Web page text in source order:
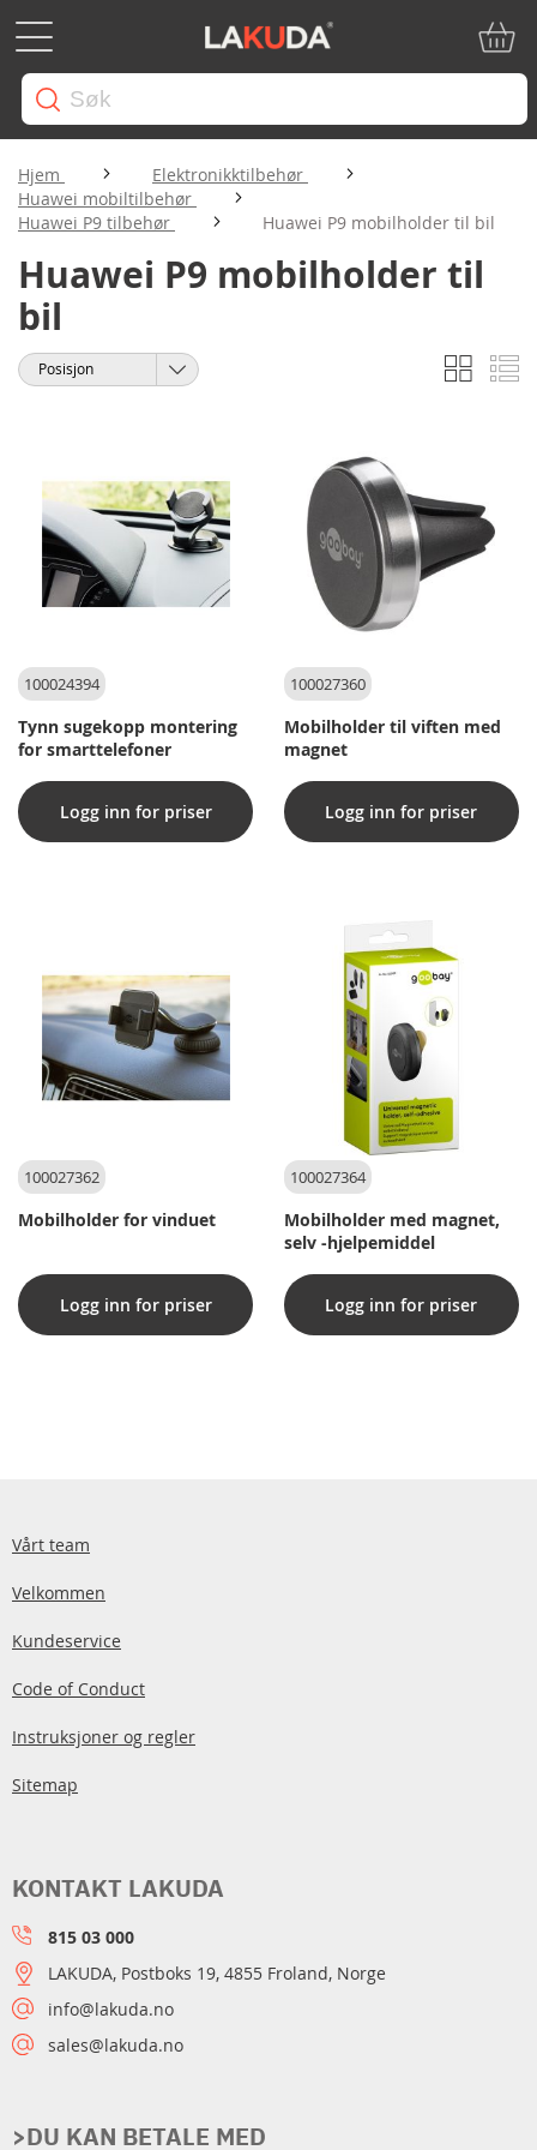
Hjem
Elektronikktilbehør
Huawei mobiltilbehør
Huawei P9 tilbehør
Huawei P9 mobilholder til bil
Huawei P9 mobilholder til
bil
Vise
som
Sorter
100024394
Tynn sugekopp montering
for smarttelefoner
Logg inn for priser
100027360
Mobilholder til viften med
magnet
Logg inn for priser
100027362
Mobilholder for vinduet
Logg inn for priser
100027364
Mobilholder med magnet,
selv -hjelpemiddel
Logg inn for priser
Vårt team
Velkommen
Kundeservice
Code of Conduct
Instruksjoner og regler
Sitemap
>DU KAN BETALE MED
KONTAKT LAKUDA
815 03 000
LAKUDA, Postboks 19, 4855 Froland, Norge
info@lakuda.no
sales@lakuda.no